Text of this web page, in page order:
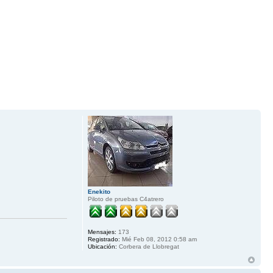
Enekito
Piloto de pruebas C4atrero
Mensajes: 173
Registrado: Mié Feb 08, 2012 0:58 am
Ubicación: Corbera de Llobregat